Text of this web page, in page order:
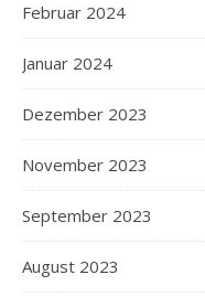
Februar 2024
Januar 2024
Dezember 2023
November 2023
September 2023
August 2023